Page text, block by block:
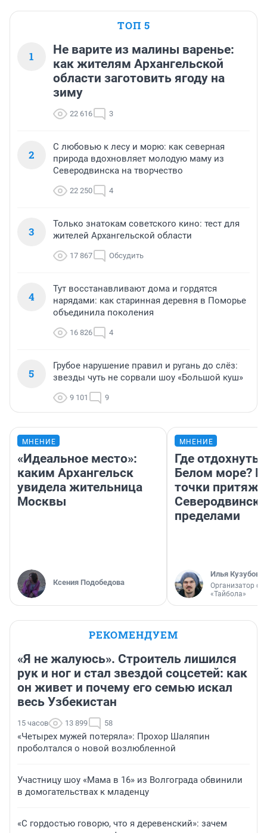
ТОП 5
1
Не варите из малины варенье:
как жителям Архангельской
области заготовить ягоду на
зиму
22 616 3
2
С любовью к лесу и морю: как северная
природа вдохновляет молодую маму из
Северодвинска на творчество
22 250 4
3
Только знатокам советского кино: тест для
жителей Архангельской области
17 867 Обсудить
4
Тут восстанавливают дома и гордятся
нарядами: как старинная деревня в Поморье
объединила поколения
16 826 4
5
Грубое нарушение правил и ругань до слёз:
звезды чуть не сорвали шоу «Большой куш»
9 101 9
МНЕНИЕ
«Идеальное место»:
каким Архангельск
увидела жительница
Москвы
Ксения Подобедова
МНЕНИЕ
Где отдохнуть
Белом море?
точки
Северодвинске
пределами
Илья Кузубов
Организатор
«Тайбола»
РЕКОМЕНДУЕМ
«Я не жалуюсь». Строитель лишился
рук и ног и стал звездой соцсетей: как
он живет и почему его семью искал
весь Узбекистан
15 часов 13 899 58
«Четырех мужей потеряла»: Прохор Шаляпин
проболтался о новой возлюбленной
Участницу шоу «Мама в 16» из Волгограда обвинили
в домогательствах к младенцу
«С гордостью говорю, что я деревенский»: зачем